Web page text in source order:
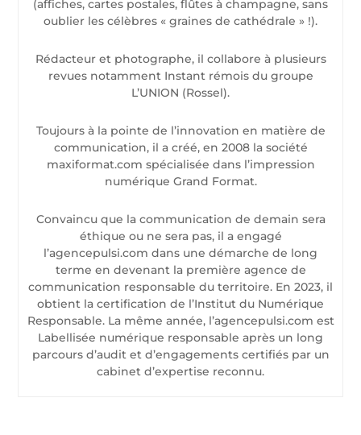
(affiches, cartes postales, flûtes à champagne, sans
oublier les célèbres « graines de cathédrale » !).
Rédacteur et photographe, il collabore à plusieurs
revues notamment Instant rémois du groupe
L’UNION (Rossel).
Toujours à la pointe de l’innovation en matière de
communication, il a créé, en 2008 la société
maxiformat.com spécialisée dans l’impression
numérique Grand Format.
Convaincu que la communication de demain sera
éthique ou ne sera pas, il a engagé
l’agencepulsi.com dans une démarche de long
terme en devenant la première agence de
communication responsable du territoire. En 2023, il
obtient la certification de l’Institut du Numérique
Responsable. La même année, l’agencepulsi.com est
Labellisée numérique responsable après un long
parcours d’audit et d’engagements certifiés par un
cabinet d’expertise reconnu.